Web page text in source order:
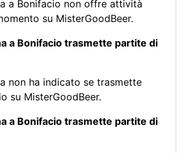
a Bonifacio non offre attività
su MisterGoodBeer.
a Bonifacio trasmette partite di
non ha indicato se trasmette
su MisterGoodBeer.
a Bonifacio trasmette partite di